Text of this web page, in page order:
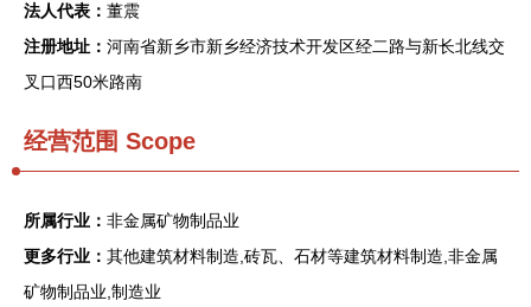
法人代表： 董震
注册地址： 河南省新乡市新乡经济技术开发区经二路与新长北线交
叉口西50米路南
经营范围 Scope
所属行业： 非金属矿物制品业
更多行业： 其他建筑材料制造,砖瓦、石材等建筑材料制造,非金属
矿物制品业,制造业